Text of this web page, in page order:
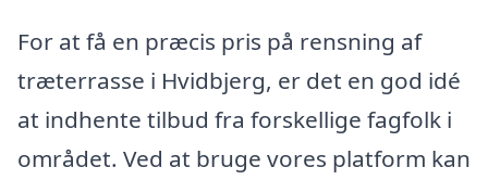
For at få en præcis pris på rensning af
træterrasse i Hvidbjerg, er det en god idé
at indhente tilbud fra forskellige fagfolk i
området. Ved at bruge vores platform kan